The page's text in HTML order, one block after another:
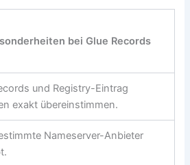
bei Glue Records
und Registry-Eintrag
exakt übereinstimmen.
Nameserver-Anbieter